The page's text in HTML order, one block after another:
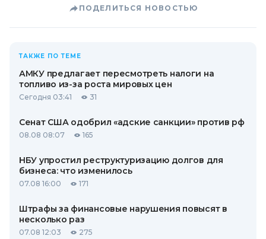
ПОДЕЛИТЬСЯ НОВОСТЬЮ
ТАКЖЕ ПО ТЕМЕ
АМКУ предлагает пересмотреть налоги на
топливо из-за роста мировых цен
Сегодня 03:41 31
Сенат США одобрил «адские санкции» против рф
08.08 08:07 165
НБУ упростил реструктуризацию долгов для
бизнеса: что изменилось
07.08 16:00 171
Штрафы за финансовые нарушения повысят в
несколько раз
07.08 12:03 275